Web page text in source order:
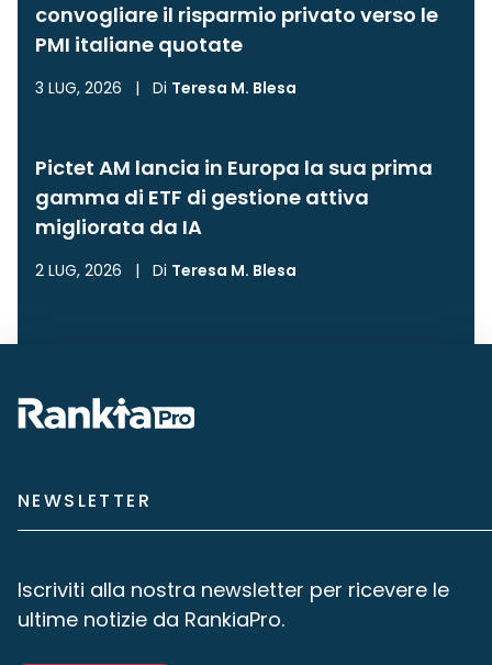
convogliare il risparmio privato verso le
PMI italiane quotate
3 LUG, 2026 | Di Teresa M. Blesa
Pictet AM lancia in Europa la sua prima
gamma di ETF di gestione attiva
migliorata da IA
2 LUG, 2026 | Di Teresa M. Blesa
NEWSLETTER
Iscriviti alla nostra newsletter per ricevere le
ultime notizie da RankiaPro.